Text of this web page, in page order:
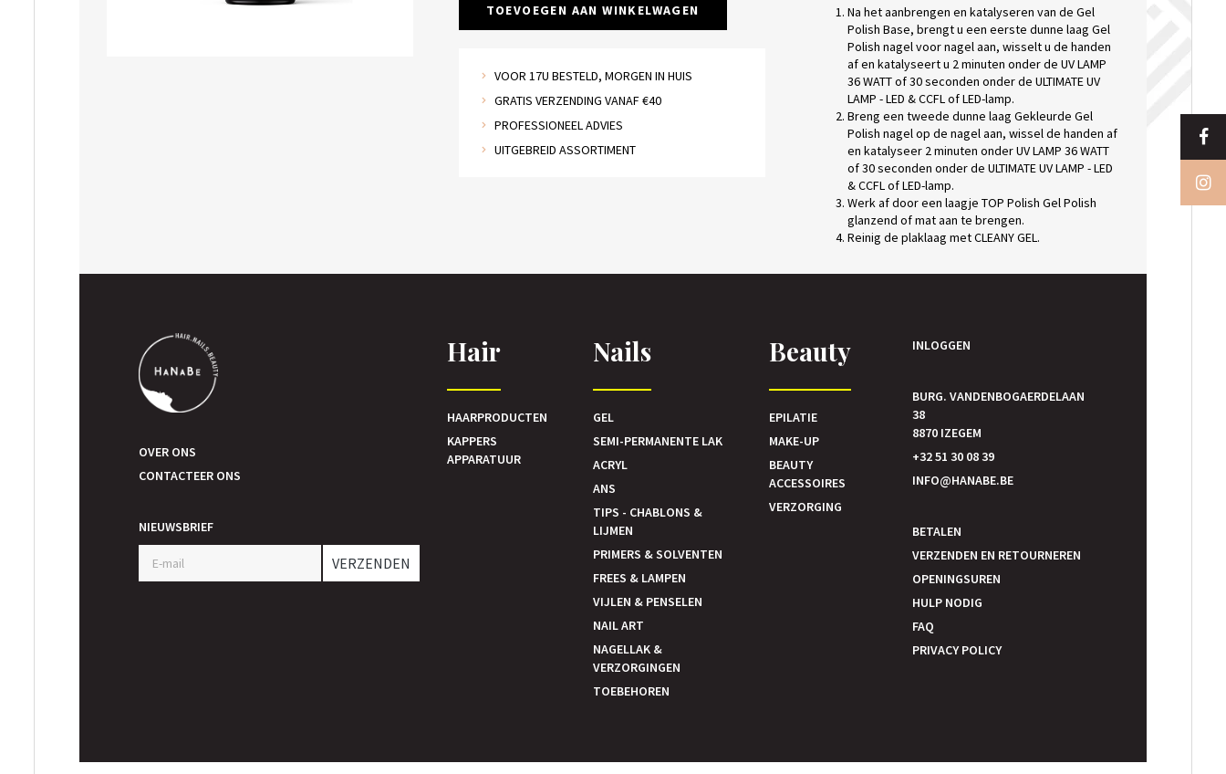
TOEVOEGEN AAN WINKELWAGEN
VOOR 17U BESTELD, MORGEN IN HUIS
GRATIS VERZENDING VANAF €40
PROFESSIONEEL ADVIES
UITGEBREID ASSORTIMENT
Na het aanbrengen en katalyseren van de Gel
Polish Base, brengt u een eerste dunne laag Gel
Polish nagel voor nagel aan, wisselt u de handen
af en katalyseert u 2 minuten onder de UV LAMP
36 WATT of 30 seconden onder de ULTIMATE UV
LAMP - LED & CCFL of LED-lamp.
Breng een tweede dunne laag Gekleurde Gel
Polish nagel op de nagel aan, wissel de handen af
en katalyseer 2 minuten onder UV LAMP 36 WATT
of 30 seconden onder de ULTIMATE UV LAMP - LED
& CCFL of LED-lamp.
Werk af door een laagje TOP Polish Gel Polish
glanzend of mat aan te brengen.
Reinig de plaklaag met CLEANY GEL.
OVER ONS
CONTACTEER ONS
NIEUWSBRIEF
VERZENDEN
Hair
HAARPRODUCTEN
KAPPERS
APPARATUUR
Nails
GEL
SEMI-PERMANENTE LAK
ACRYL
ANS
TIPS - CHABLONS &
LIJMEN
PRIMERS & SOLVENTEN
FREES & LAMPEN
VIJLEN & PENSELEN
NAIL ART
NAGELLAK &
VERZORGINGEN
TOEBEHOREN
Beauty
EPILATIE
MAKE-UP
BEAUTY
ACCESSOIRES
VERZORGING
INLOGGEN
BURG. VANDENBOGAERDELAAN
38
8870 IZEGEM
+32 51 30 08 39
INFO@HANABE.BE
BETALEN
VERZENDEN EN RETOURNEREN
OPENINGSUREN
HULP NODIG
FAQ
PRIVACY POLICY